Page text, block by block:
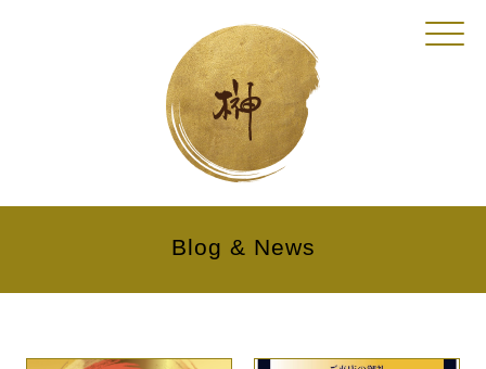
Click
Blog & News